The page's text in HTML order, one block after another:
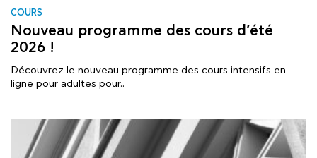
COURS
Nouveau programme des cours d’été
2026 !
Découvrez le nouveau programme des cours intensifs en
ligne pour adultes pour..